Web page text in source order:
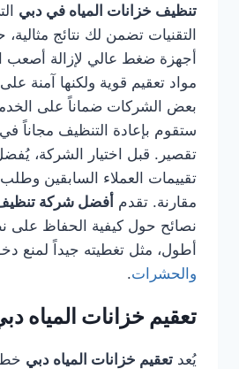
تنظيف خزانات المياه في دبي
التقنيات تضمن لك نتائج
أجهزة ضغط عالي لإزالة أصعب
مواد تعقيم قوية ولكنها آمنة
بعض الشركات ضماناً على
ستقوم بإعادة التنظيف مجاناً
تقصير. قبل اختيار الشركة،
تقييمات العملاء السابقين
مقارنة. تقدم أفضل شركة
نصائح حول كيفية الحفاظ على
أطول، مثل تغطيته جيداً لمنع
والحشرات.
تعقيم خزانات المياه
يُعد تعقيم خزانات المياه دبي